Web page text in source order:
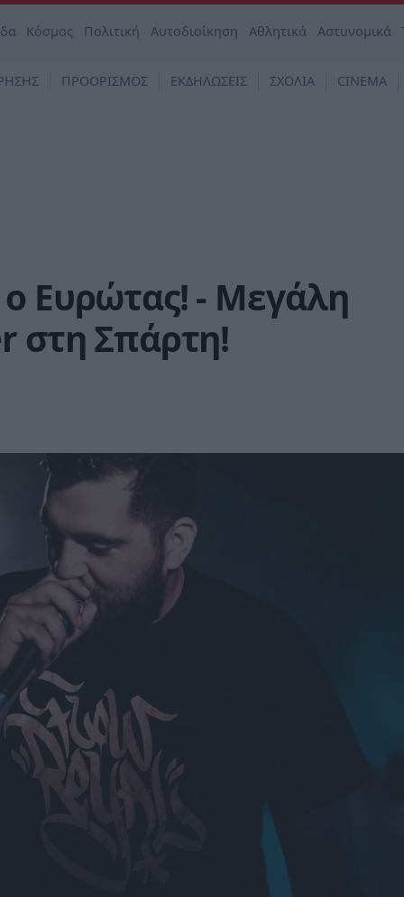
Κόσμος Πολιτική Αυτοδιοίκηση Αθλητικά Αστυνομικά
ΠΡΟΟΡΙΣΜΟΣ ΕΚΔΗΛΩΣΕΙΣ ΣΧΟΛΙΑ CINEMA
Ευρώτας! - Μεγάλη
στη Σπάρτη!